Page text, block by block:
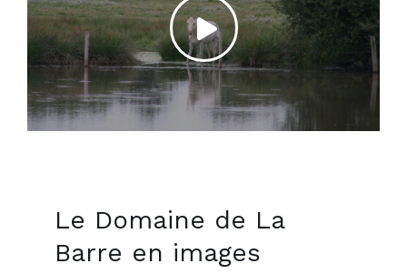
Le Domaine de La
Barre en images